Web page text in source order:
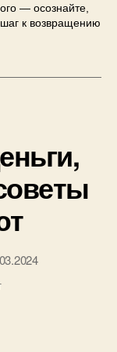
— осознайте,
к возвращению